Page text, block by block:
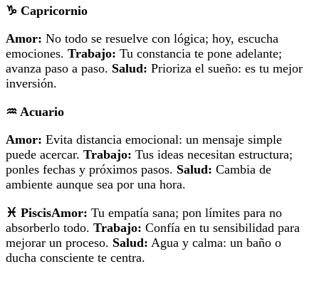
♑ Capricornio
Amor: No todo se resuelve con lógica; hoy, escucha
emociones. Trabajo: Tu constancia te pone adelante;
avanza paso a paso. Salud: Prioriza el sueño: es tu mejor
inversión.
♒ Acuario
Amor: Evita distancia emocional: un mensaje simple
puede acercar. Trabajo: Tus ideas necesitan estructura;
ponles fechas y próximos pasos. Salud: Cambia de
ambiente aunque sea por una hora.
♓ PiscisAmor: Tu empatía sana; pon límites para no
absorberlo todo. Trabajo: Confía en tu sensibilidad para
mejorar un proceso. Salud: Agua y calma: un baño o
ducha consciente te centra.